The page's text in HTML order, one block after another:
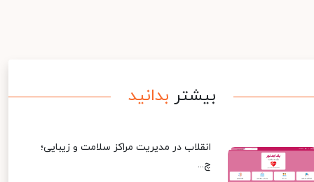
بیشتر بدانید
انقلاب در مدیریت مراکز سلامت و زیبایی؛
چ...